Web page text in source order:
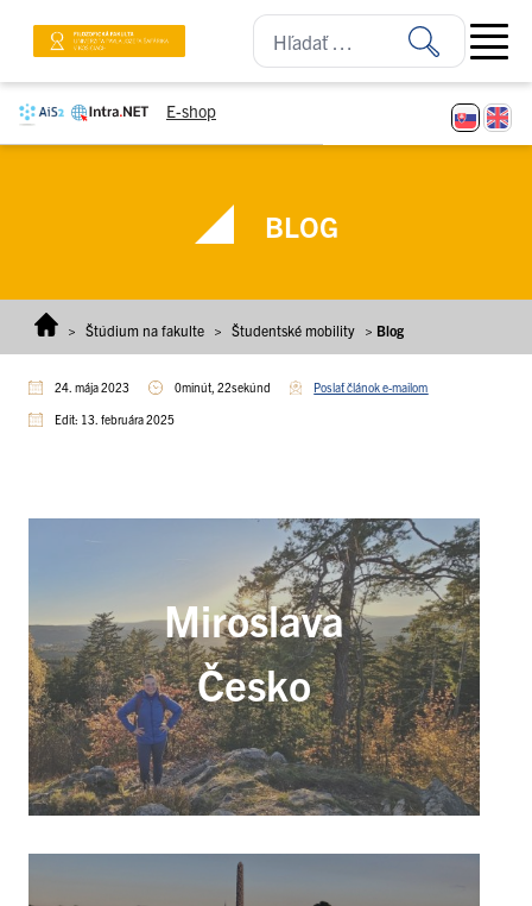
E-shop
Open
BLOG
> Štúdium na fakulte > Študentské mobility > Blog
24. mája 2023 0minút, 22sekúnd Poslať článok e-mailom
Edit: 13. februára 2025
Miroslava
Česko